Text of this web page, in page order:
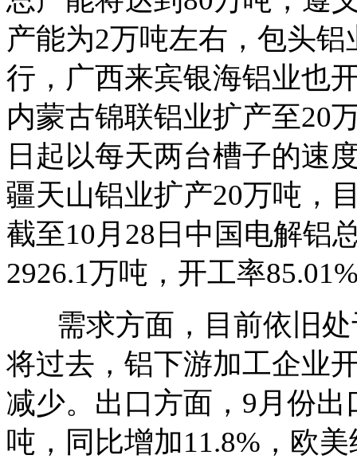
产能为2万吨左右，包头
行，广西来宾银海铝业也
内蒙古锦联铝业扩产至20
日起以每天两台槽子的速
疆天山铝业扩产20万吨，
截至10月28日中国电解铝
2926.1万吨，开工率
需求方面，目前依旧处
将过去，铝下游加工企业
减少。出口方面，9月份
吨，同比增加11.8%，欧